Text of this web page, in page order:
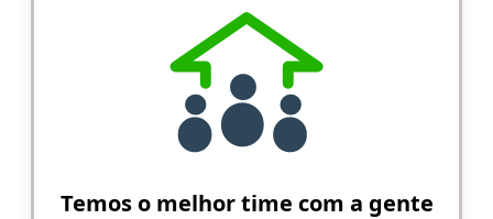
Temos o melhor time com a gente